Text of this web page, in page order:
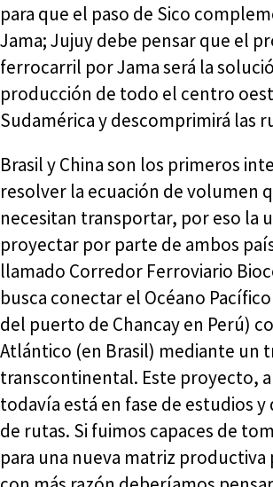
para que el paso de Sico
Jama; Jujuy debe pensar que el
ferrocarril por Jama será la
producción de todo el centro
Sudamérica y descomprimirá las
Brasil y China son los primeros
resolver la ecuación de volumen
necesitan transportar, por eso la
proyectar por parte de ambos
llamado Corredor Ferroviario
busca conectar el Océano
del puerto de Chancay en Perú)
Atlántico (en Brasil) mediante un
transcontinental. Este proyecto,
todavía está en fase de estudios y
de rutas. Si fuimos capaces de
para una nueva matriz productiva